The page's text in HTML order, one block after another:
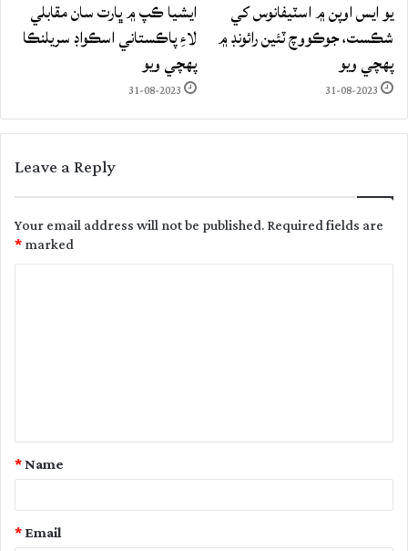
يو ايس اوپن ۾ اسٽيفانوس کي
شڪست، جوڪووچ ٽئين رائونڊ ۾
پهچي ويو
31-08-2023
ايشيا ڪپ ۾ ڀارت سان مقابلي
لاءِ پاڪستاني اسڪواڊ سريلنڪا
پهچي ويو
31-08-2023
Leave a Reply
Your email address will not be published.Required fields are
marked
*
t
Name
*
Email
*